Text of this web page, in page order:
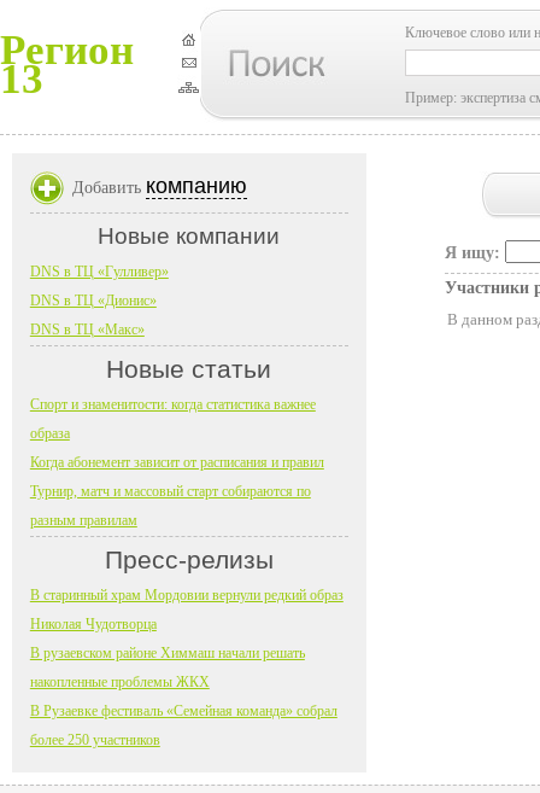
Регион
13
Ключевое слово или
Пример: экспертиза
Я ищу:
Участники
В данном
Добавить компанию
Новые компании
DNS в ТЦ «Гулливер»
DNS в ТЦ «Дионис»
DNS в ТЦ «Макс»
Новые статьи
Спорт и знаменитости: когда статистика важнее
образа
Когда абонемент зависит от расписания и правил
Турнир, матч и массовый старт собираются по
разным правилам
Пресс-релизы
В старинный храм Мордовии вернули редкий образ
Николая Чудотворца
В рузаевском районе Химмаш начали решать
накопленные проблемы ЖКХ
В Рузаевке фестиваль «Семейная команда» собрал
более 250 участников